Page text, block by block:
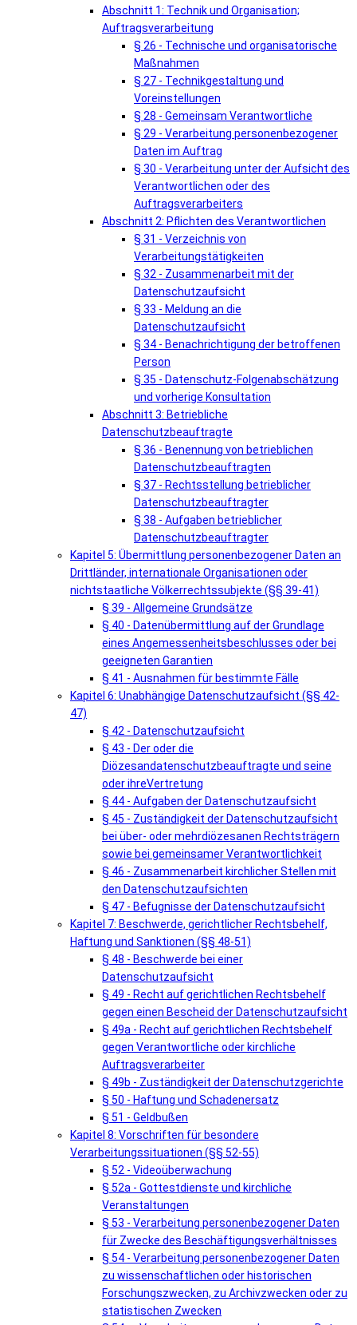
Abschnitt 1: Technik und Organisation;
Auftragsverarbeitung
§ 26 - Technische und organisatorische
Maßnahmen
§ 27 - Technikgestaltung und
Voreinstellungen
§ 28 - Gemeinsam Verantwortliche
§ 29 - Verarbeitung personenbezogener
Daten im Auftrag
§ 30 - Verarbeitung unter der Aufsicht des
Verantwortlichen oder des
Auftragsverarbeiters
Abschnitt 2: Pflichten des Verantwortlichen
§ 31 - Verzeichnis von
Verarbeitungstätigkeiten
§ 32 - Zusammenarbeit mit der
Datenschutzaufsicht
§ 33 - Meldung an die
Datenschutzaufsicht
§ 34 - Benachrichtigung der betroffenen
Person
§ 35 - Datenschutz-Folgenabschätzung
und vorherige Konsultation
Abschnitt 3: Betriebliche
Datenschutzbeauftragte
§ 36 - Benennung von betrieblichen
Datenschutzbeauftragten
§ 37 - Rechtsstellung betrieblicher
Datenschutzbeauftragter
§ 38 - Aufgaben betrieblicher
Datenschutzbeauftragter
Kapitel 5: Übermittlung personenbezogener Daten an
Drittländer, internationale Organisationen oder
nichtstaatliche Völkerrechtssubjekte (§§ 39-41)
§ 39 - Allgemeine Grundsätze
§ 40 - Datenübermittlung auf der Grundlage
eines Angemessenheitsbeschlusses oder bei
geeigneten Garantien
§ 41 - Ausnahmen für bestimmte Fälle
Kapitel 6: Unabhängige Datenschutzaufsicht (§§ 42-
47)
§ 42 - Datenschutzaufsicht
§ 43 - Der oder die
Diözesandatenschutzbeauftragte und seine
oder ihreVertretung
§ 44 - Aufgaben der Datenschutzaufsicht
§ 45 - Zuständigkeit der Datenschutzaufsicht
bei über- oder mehrdiözesanen Rechtsträgern
sowie bei gemeinsamer Verantwortlichkeit
§ 46 - Zusammenarbeit kirchlicher Stellen mit
den Datenschutzaufsichten
§ 47 - Befugnisse der Datenschutzaufsicht
Kapitel 7: Beschwerde, gerichtlicher Rechtsbehelf,
Haftung und Sanktionen (§§ 48-51)
§ 48 - Beschwerde bei einer
Datenschutzaufsicht
§ 49 - Recht auf gerichtlichen Rechtsbehelf
gegen einen Bescheid der Datenschutzaufsicht
§ 49a - Recht auf gerichtlichen Rechtsbehelf
gegen Verantwortliche oder kirchliche
Auftragsverarbeiter
§ 49b - Zuständigkeit der Datenschutzgerichte
§ 50 - Haftung und Schadenersatz
§ 51 - Geldbußen
Kapitel 8: Vorschriften für besondere
Verarbeitungssituationen (§§ 52-55)
§ 52 - Videoüberwachung
§ 52a - Gottestdienste und kirchliche
Veranstaltungen
§ 53 - Verarbeitung personenbezogener Daten
für Zwecke des Beschäftigungsverhältnisses
§ 54 - Verarbeitung personenbezogener Daten
zu wissenschaftlichen oder historischen
Forschungszwecken, zu Archivzwecken oder zu
statistischen Zwecken